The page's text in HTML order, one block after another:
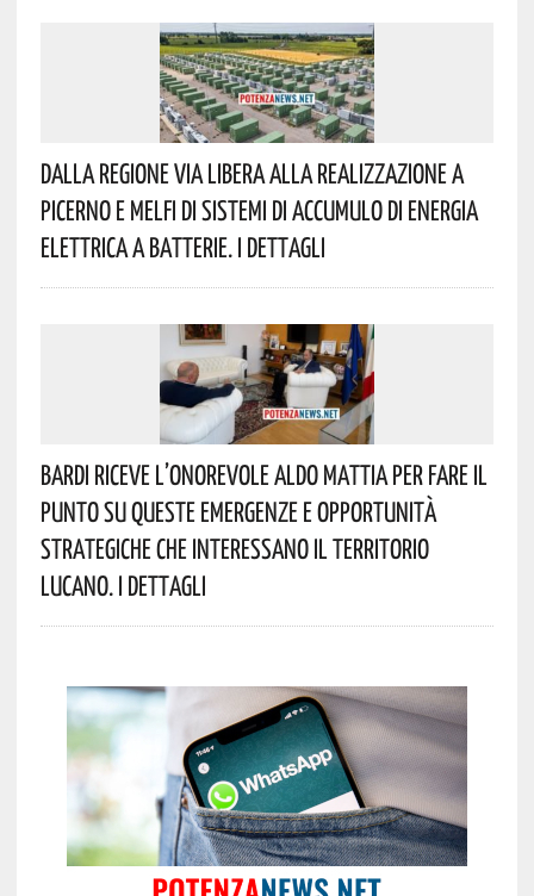
Dalla Regione Via Libera Alla Realizzazione A
Picerno E Melfi Di Sistemi Di Accumulo Di Energia
Elettrica A Batterie. I Dettagli
Bardi Riceve L’onorevole Aldo Mattia Per Fare Il
Punto Su Queste Emergenze E Opportunità
Strategiche Che Interessano Il Territorio
Lucano. I Dettagli